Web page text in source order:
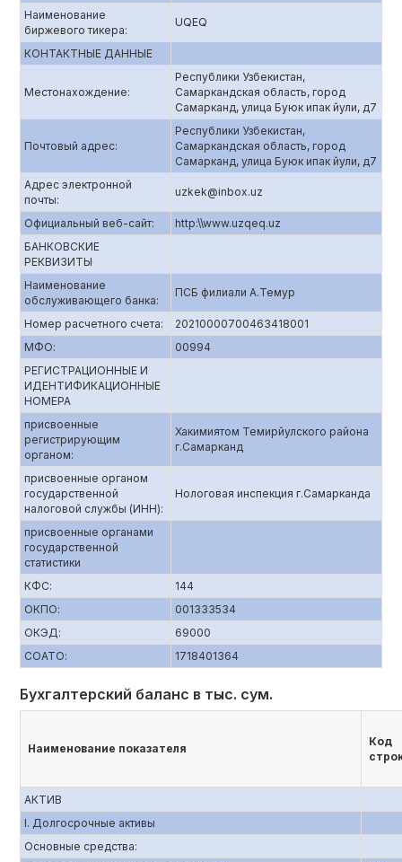
Наименование
биржевого тикера:
UQEQ
КОНТАКТНЫЕ ДАННЫЕ
Местонахождение:
Республики Узбекистан,
Самаркандская область, город
Самарканд, улица Буюк ипак йули, д7
Почтовый адрес:
Республики Узбекистан,
Самаркандская область, город
Самарканд, улица Буюк ипак йули, д7
Адрес электронной
почты:
uzkek@inbox.uz
Официальный веб-сайт:
http:\\www.uzqeq.uz
БАНКОВСКИЕ
РЕКВИЗИТЫ
Наименование
обслуживающего банка:
ПСБ филиали А.Темур
Номер расчетного счета:
20210000700463418001
МФО:
00994
РЕГИСТРАЦИОННЫЕ И
ИДЕНТИФИКАЦИОННЫЕ
НОМЕРА
присвоенные
регистрирующим
органом:
Хакимиятом Темирйулского района
г.Самарканд
присвоенные органом
государственной
налоговой службы (ИНН):
Нологовая инспекция г.Самарканда
присвоенные органами
государственной
статистики
КФС:
144
ОКПО:
001333534
ОКЭД:
69000
СОАТО:
1718401364
Бухгалтерский баланс в тыс. сум.
Наименование показателя
Код
АКТИВ
I. Долгосрочные активы
Основные средства: